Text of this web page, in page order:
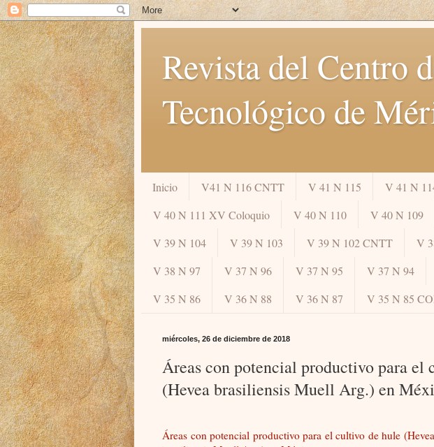
Revista del Centro
Tecnológico de
Inicio V41 N 116 CNTT V 41 N 115 V 41 N
V 40 N 111 XV Coloquio
V 40 N 110 V 40 N 109
V 39 N 104
V 39 N 103 V 39 N 102 CNTT V
V 38 N 97
V 37 N 96 V 37 N 95 V 37 N 94
V 35 N 86
V 36 N 88 V 36 N 87 V 35 N 85
miércoles, 26 de diciembre de 2018
Áreas con potencial productivo para el
(Hevea brasiliensis Muell Arg.) en
Áreas con potencial productivo para el cultivo de hule (Hevea